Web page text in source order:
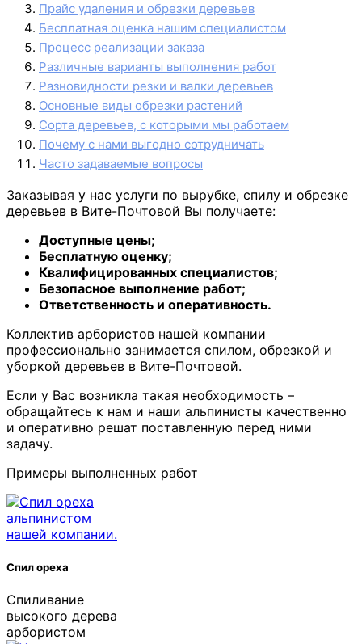
Прайс удаления и обрезки деревьев
Бесплатная оценка нашим специалистом
Процесс реализации заказа
Различные варианты выполнения работ
Разновидности резки и валки деревьев
Основные виды обрезки растений
Сорта деревьев, с которыми мы работаем
Почему с нами выгодно сотрудничать
Часто задаваемые вопросы
Заказывая у нас услуги по вырубке, спилу и обрезке
деревьев в Вите-Почтовой Вы получаете:
Доступные цены;
Бесплатную оценку;
Квалифицированных специалистов;
Безопасное выполнение работ;
Ответственность и оперативность.
Коллектив арбористов нашей компании
профессионально занимается спилом, обрезкой и
уборкой деревьев в Вите-Почтовой.
Если у Вас возникла такая необходимость –
обращайтесь к нам и наши альпинисты качественно
и оперативно решат поставленную перед ними
задачу.
Примеры выполненных работ
Спил ореха
Спиливание
высокого дерева
арбористом